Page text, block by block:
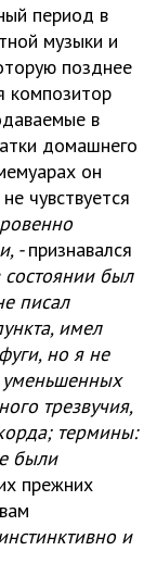
период в
музыки и
позднее
композитор
в
домашнего
он
чувствуется
-признавался
был
писал
имел
но я не
трезвучия,
термины:
были
прежних
и